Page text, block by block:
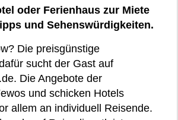
oder Ferienhaus zur Miete
und Sehenswürdigkeiten.
Die preisgünstige
sucht der Gast auf
Die Angebote der
und schicken Hotels
allem an individuell Reisende.